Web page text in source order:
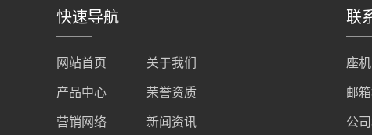
快速导航
网站首页 关于我们
产品中心 荣誉资质
营销网络 新闻资讯
联
座
邮
公